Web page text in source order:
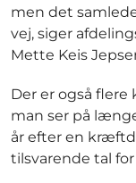
men det
vej, siger
Mette Keis
Der er også
man ser på
år efter en
tilsvarende tal for